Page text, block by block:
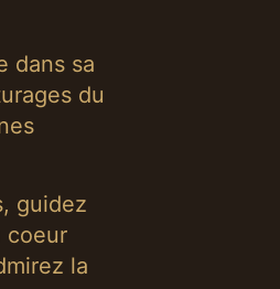
dans sa
du
guidez
coeur
la